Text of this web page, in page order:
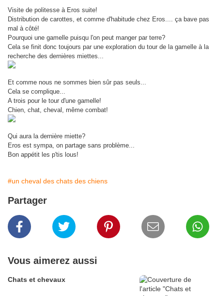
Visite de politesse à Eros suite!
Distribution de carottes, et comme d'habitude chez Eros.... ça bave pas
mal à côté!
Pourquoi une gamelle puisqu l'on peut manger par terre?
Cela se finit donc toujours par une exploration du tour de la gamelle à la
recherche des dernières miettes...
Et comme nous ne sommes bien sûr pas seuls...
Cela se complique...
A trois pour le tour d'une gamelle!
Chien, chat, cheval, même combat!
Qui aura la dernière miette?
Eros est sympa, on partage sans problème...
Bon appétit les p'tis lous!
#un cheval des chats des chiens
Partager
Vous aimerez aussi
Chats et chevaux